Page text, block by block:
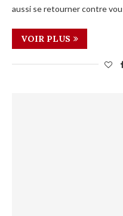
aussi se retourner contre
VOIR PLUS